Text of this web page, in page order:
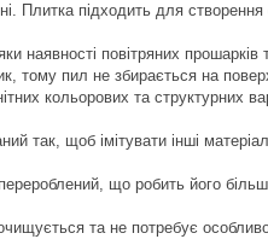
Плитка підходить для
наявності повітряних
тому пил не збирається на
кольорових та структурних
так, щоб імітувати інші
що робить його
та не потребує